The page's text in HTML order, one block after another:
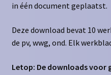
in één document geplaatst.
Deze download bevat 10
de pv, wwg, ond. Elk
Letop: De downloads voor